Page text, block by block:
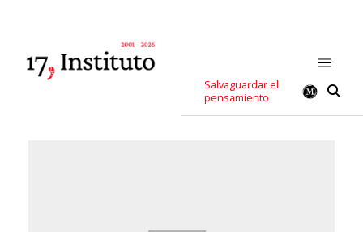
Salvaguardar el
pensamiento